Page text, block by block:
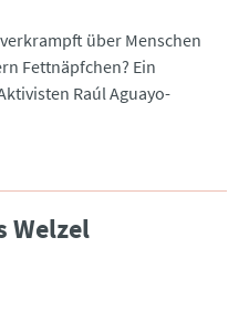
über Menschen
Fettnäpfchen? Ein
Raúl Aguayo-
Welzel